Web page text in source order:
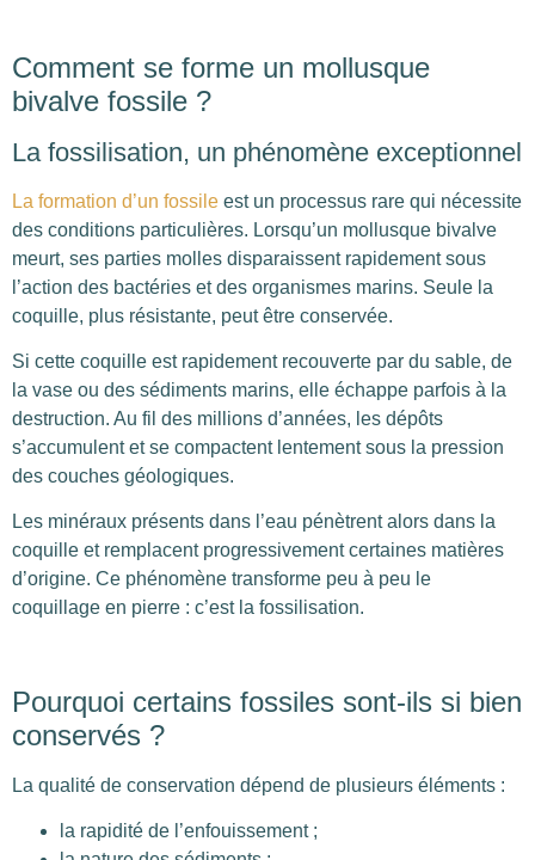
Comment se forme un mollusque
bivalve fossile ?
La fossilisation, un phénomène exceptionnel
La formation d’un fossile est un processus rare qui nécessite
des conditions particulières. Lorsqu’un mollusque bivalve
meurt, ses parties molles disparaissent rapidement sous
l’action des bactéries et des organismes marins. Seule la
coquille, plus résistante, peut être conservée.
Si cette coquille est rapidement recouverte par du sable, de
la vase ou des sédiments marins, elle échappe parfois à la
destruction. Au fil des millions d’années, les dépôts
s’accumulent et se compactent lentement sous la pression
des couches géologiques.
Les minéraux présents dans l’eau pénètrent alors dans la
coquille et remplacent progressivement certaines matières
d’origine. Ce phénomène transforme peu à peu le
coquillage en pierre : c’est la fossilisation.
Pourquoi certains fossiles sont-ils si bien
conservés ?
La qualité de conservation dépend de plusieurs éléments :
la rapidité de l’enfouissement ;